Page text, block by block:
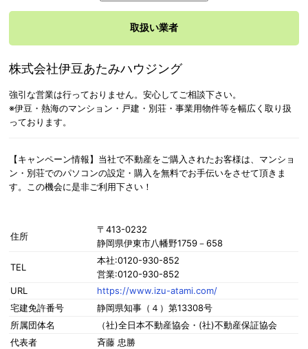
取扱い業者
株式会社伊豆あたみハウジング
強引な営業は行っておりません。安心してご相談下さい。
※伊豆・熱海のマンション・戸建・別荘・事業用物件等を幅広く取り扱
っております。
【キャンペーン情報】当社で不動産をご購入されたお客様は、マンショ
ン・別荘でのパソコンの設定・購入を無料でお手伝いをさせて頂きま
す。この機会に是非ご利用下さい！
住所
〒413-0232
静岡県伊東市八幡野1759－658
TEL
本社:0120-930-852
営業:0120-930-852
URL
https://www.izu-atami.com/
宅建免許番号
静岡県知事（４）第13308号
所属団体名
（社)全日本不動産協会・(社)不動産保証協会
代表者
斉藤 忠勝